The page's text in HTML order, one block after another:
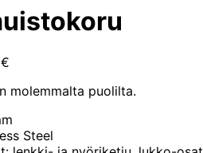
€
-molemmalta puolilta.
Steel